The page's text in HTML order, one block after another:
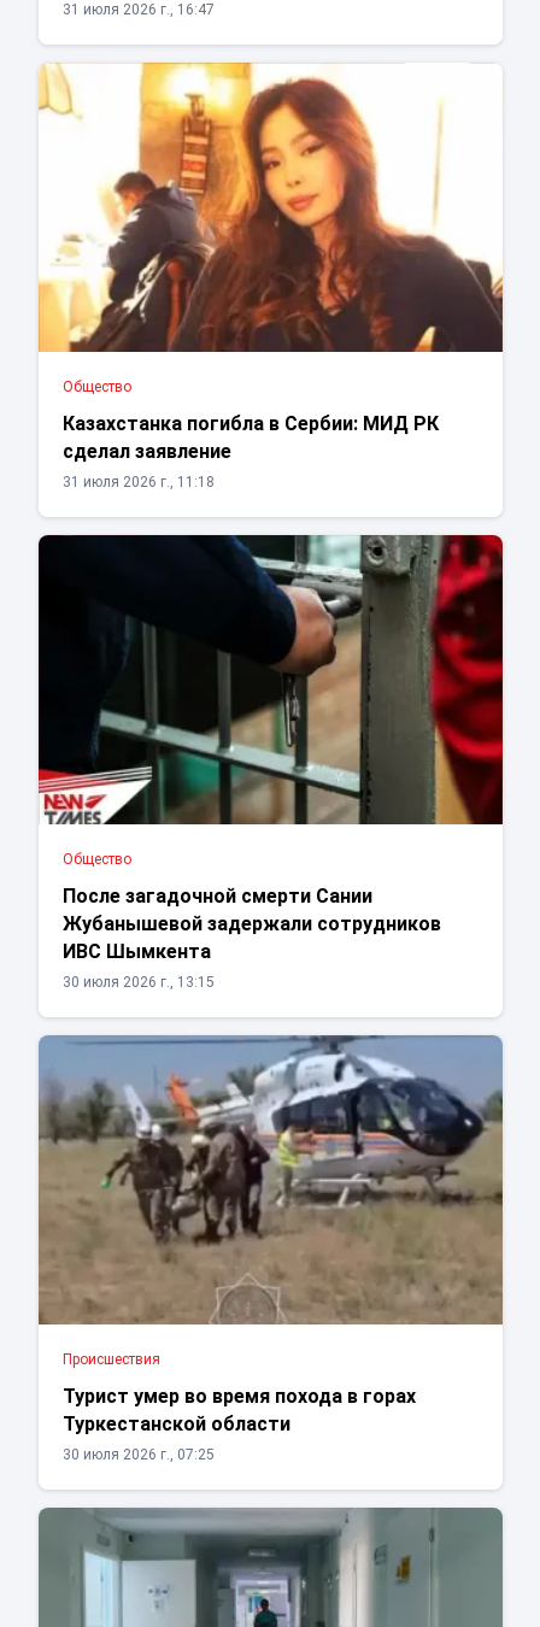
31 июля 2026 г., 16:47
Общество
Казахстанка погибла в Сербии: МИД РК
сделал заявление
31 июля 2026 г., 11:18
Общество
После загадочной смерти Сании
Жубанышевой задержали сотрудников
ИВС Шымкента
30 июля 2026 г., 13:15
Проиcшествия
Турист умер во время похода в горах
Туркестанской области
30 июля 2026 г., 07:25